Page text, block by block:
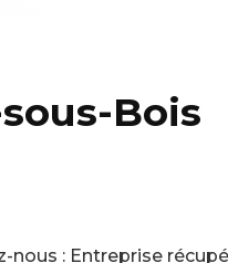
Bois
nous : Entreprise